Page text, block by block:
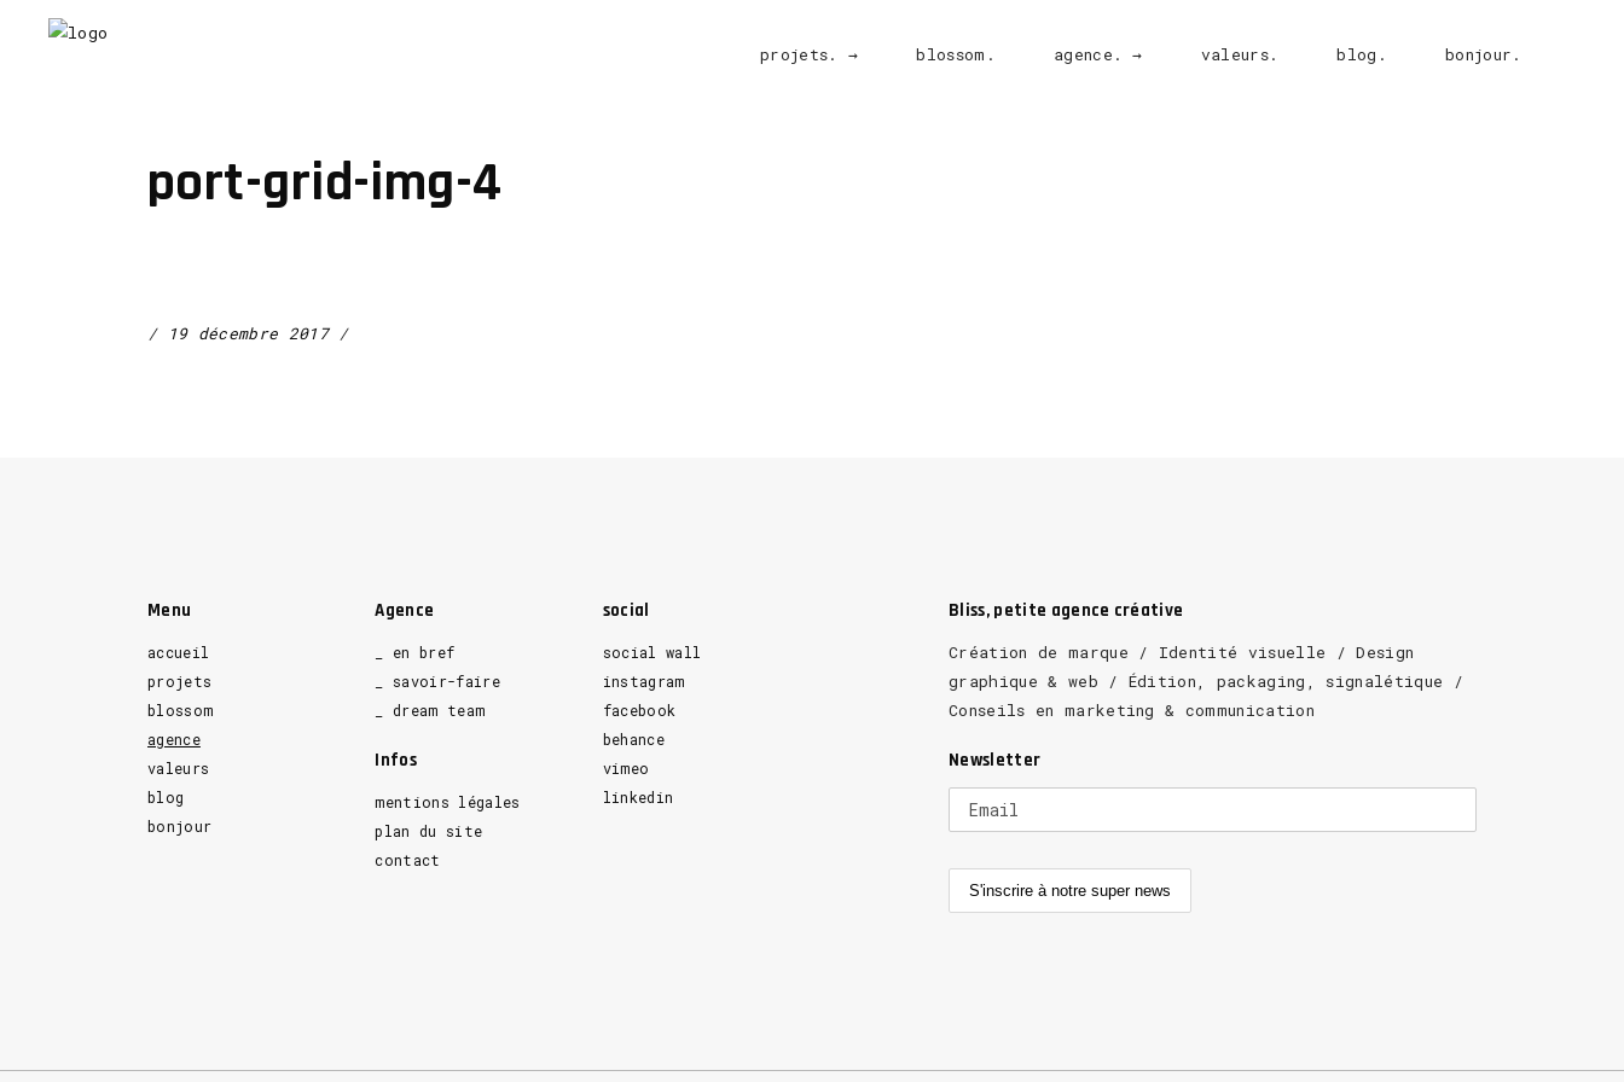
projets. → blossom. agence. → valeurs. blog. bonjour.
port-grid-img-4
19 décembre 2017
Menu
accueil
projets
blossom
agence
valeurs
blog
bonjour
Agence
_ en bref
_ savoir-faire
_ dream team
Infos
mentions légales
plan du site
contact
social
social wall
instagram
facebook
behance
vimeo
linkedin
Bliss, petite agence créative
Création de marque / Identité visuelle / Design
graphique & web / Édition, packaging, signalétique /
Conseils en marketing & communication
Newsletter